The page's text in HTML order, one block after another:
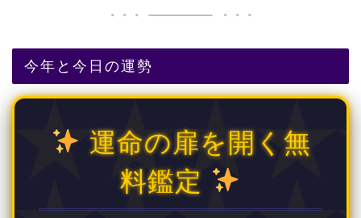
今年と今日の運勢
運命の扉を開く無
料鑑定